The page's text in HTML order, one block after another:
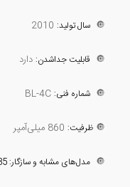
🔘 سال تولید:
🔘 قابلیت جداشدن: دارد
🔘 شماره فنی:
🔘 ظرفیت:
🔘 مدل‌های مشابه و سازگار: Nokia 2690 RM-635